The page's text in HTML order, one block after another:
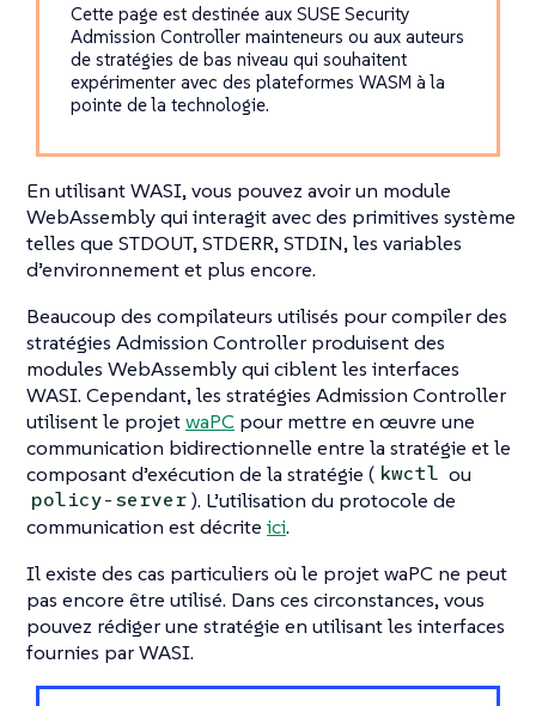
Cette page est destinée aux SUSE Security
Admission Controller mainteneurs ou aux auteurs
de stratégies de bas niveau qui souhaitent
expérimenter avec des plateformes WASM à la
pointe de la technologie.
En utilisant WASI, vous pouvez avoir un module
WebAssembly qui interagit avec des primitives système
telles que STDOUT, STDERR, STDIN, les variables
d’environnement et plus encore.
Beaucoup des compilateurs utilisés pour compiler des
stratégies Admission Controller produisent des
modules WebAssembly qui ciblent les interfaces
WASI. Cependant, les stratégies Admission Controller
utilisent le projetwaPC pour mettre en œuvre une
communication bidirectionnelle entre la stratégie et le
composant d’exécution de la stratégie ( kwctl ou
policy-server). L’utilisation du protocole de
communication est décrite ici.
Il existe des cas particuliers où le projet waPC ne peut
pas encore être utilisé. Dans ces circonstances, vous
pouvez rédiger une stratégie en utilisant les interfaces
fournies par WASI.